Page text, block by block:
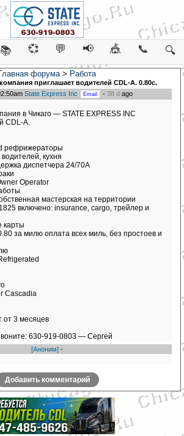
📚 💞 💬 📢 🎪 📞 🔍
Главная форума> Работа
приглашает водителей CDL-A. 0.80c.
State Express Inc - 38 dago
в Чикаго — STATE EXPRESS INC
CDL-A.
рефрижераторы
кухня
диспетчера 24/70A
Operator
мастерская на территории
включено: insurance, cargo, трейлер и
карты
за милю оплата всех миль, без простоев и
Cascadia
от 3 месяцев
630-919-0803 — Сергей
[Аноним] -
Добавить комментарий